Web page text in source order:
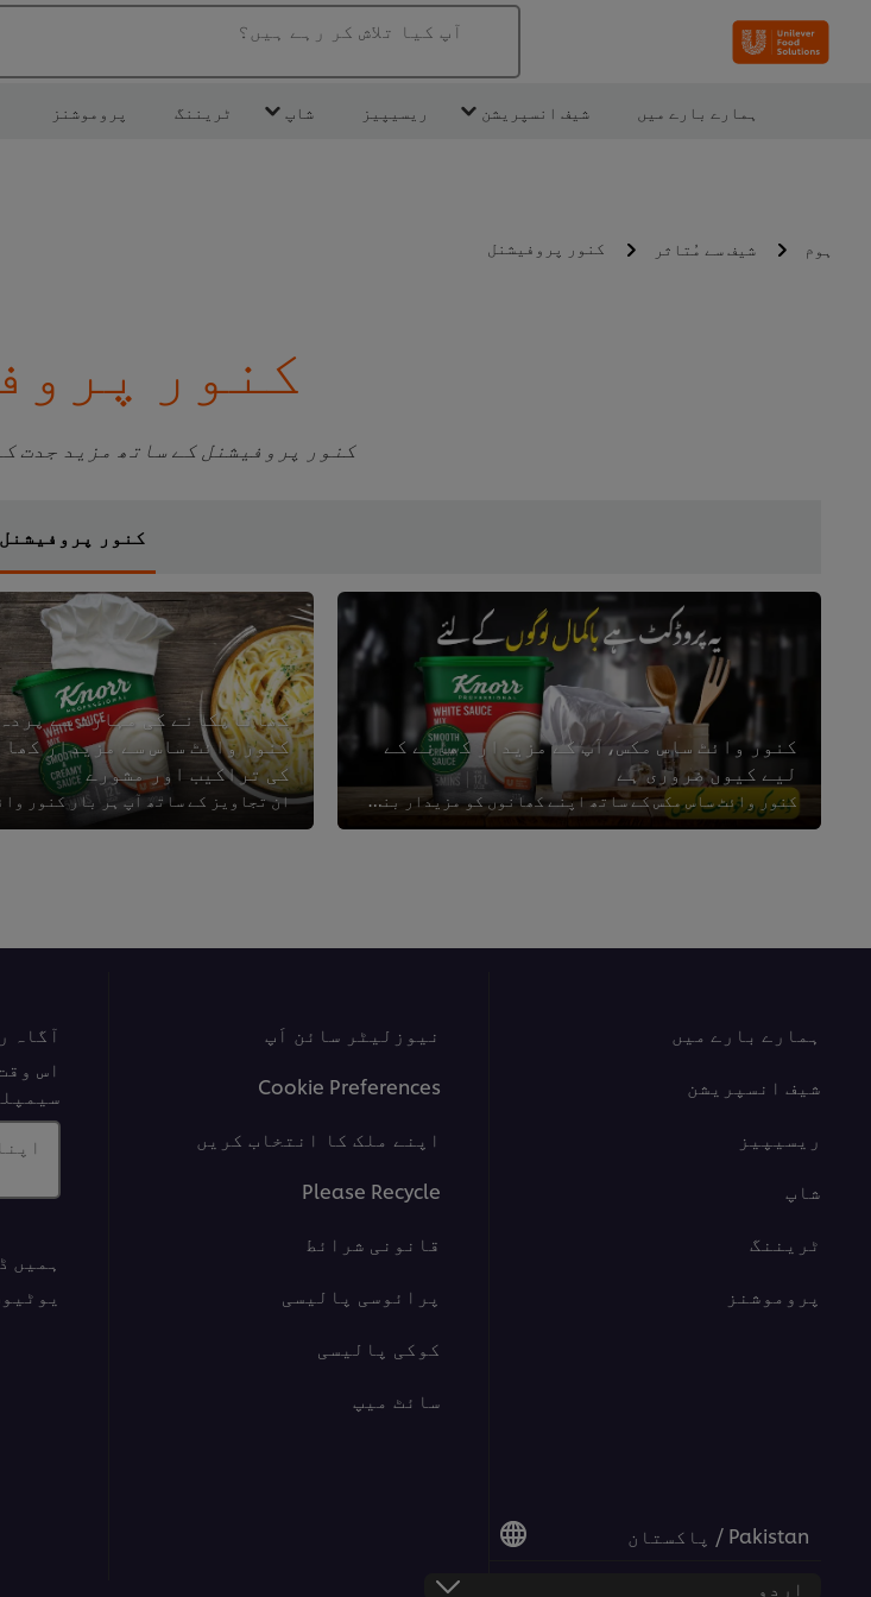
آپ کیا تلاش کر رہے ہیں؟
ہمارے بارے میں شیف انسپریشن ریسیپیز شاپ ٹریننگ پروموشنز
ہوم شیف سے مُتاثر کنور پروفیشنل
کنور
کنور پروفیشنل کے ساتھ مزید جدت
کنور پروفیشنل
کنور وائٹ ساس مکس،آپ کے مزیدار کھانے کے
لیے کیوں ضروری ہے
کنور وائٹ ساس مکس کے ساتھ اپنے کھانوں کو مزیدار بنانے کا راز جانیں۔ اس کی کریمی ساخت اور بھرپور ذائقہ
کھاناپکانے کی مہارت سے
کنور وائٹ ساس سے مزیدار
کی تراکیب اور مشورے
ہمارے بارے میں
شیف انسپریشن
ریسیپیز
شاپ
ٹریننگ
پروموشنز
نیوزلیٹر سائن اَپ
Cookie Preferences
اپنے ملک کا انتخاب کریں
Please Recycle
قانونی شرائط
پرائوسی پالیسی
کوکی پالیسی
سائٹ میپ
آگاہ
اس
Pakistan / پاکستان